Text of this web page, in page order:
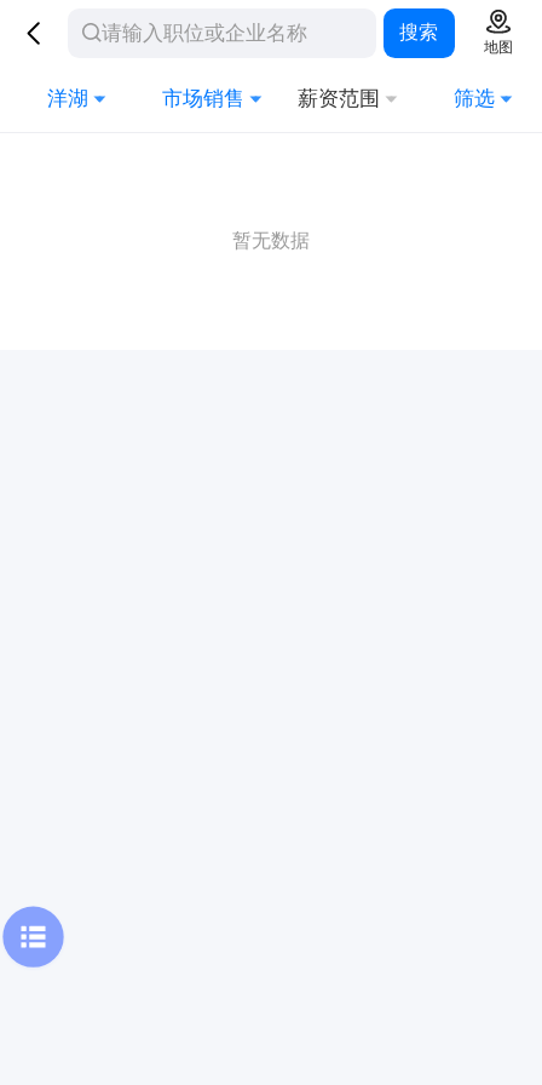
搜索
地图
洋湖 市场销售 薪资范围 筛选
暂无数据